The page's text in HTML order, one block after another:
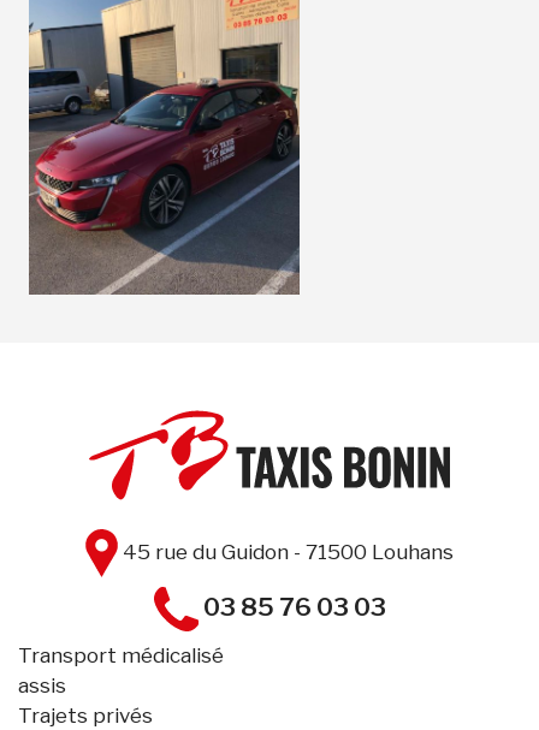
Transport médicalisé
assis
Trajets privés
45 rue du Guidon - 71500 Louhans
03 85 76 03 03